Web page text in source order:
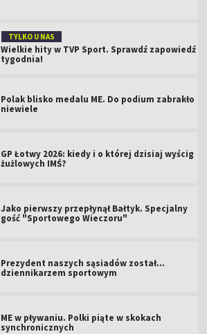
TYLKO U NAS
Wielkie hity w TVP Sport. Sprawdź zapowiedź
tygodnia!
Polak blisko medalu ME. Do podium zabrakło
niewiele
GP Łotwy 2026: kiedy i o której dzisiaj wyścig
żużlowych IMŚ?
Jako pierwszy przepłynął Bałtyk. Specjalny
gość "Sportowego Wieczoru"
Prezydent naszych sąsiadów został...
dziennikarzem sportowym
ME w pływaniu. Polki piąte w skokach
synchronicznych